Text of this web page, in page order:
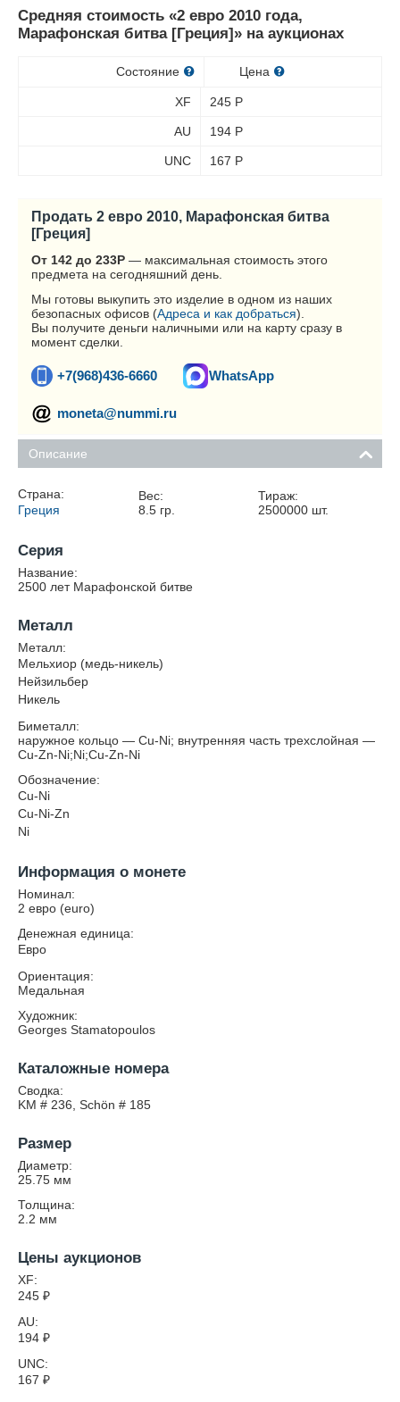
Средняя стоимость «2 евро 2010 года,
Марафонская битва [Греция]» на аукционах
Состояние Цена
XF 245 Р
AU 194 Р
UNC 167 Р
Продать 2 евро 2010, Марафонская битва
[Греция]
От 142 до 233Р — максимальная стоимость этого
предмета на сегодняшний день.
Мы готовы выкупить это изделие в одном из наших
безопасных офисов (Адреса и как добраться).
Вы получите деньги наличными или на карту сразу в
момент сделки.
+7(968)436-6660 WhatsApp
moneta@nummi.ru
Описание
Страна:
Греция
Вес:
8.5гр.
Тираж:
2500000 шт.
Серия
Название:
2500 лет Марафонской битве
Металл
Металл:
Мельхиор (медь-никель)
Нейзильбер
Никель
Биметалл:
наружное кольцо — Cu-Ni; внутренняя часть трехслойная —
Cu-Zn-Ni;Ni;Cu-Zn-Ni
Обозначение:
Cu-Ni
Cu-Ni-Zn
Ni
Информация о монете
Номинал:
2 евро (euro)
Денежная единица:
Евро
Ориентация:
Медальная
Художник:
Georges Stamatopoulos
Каталожные номера
Сводка:
KM # 236, Schön # 185
Размер
Диаметр:
25.75 мм
Толщина:
2.2 мм
Цены аукционов
XF:
245 ₽
AU:
194 ₽
UNC:
167 ₽